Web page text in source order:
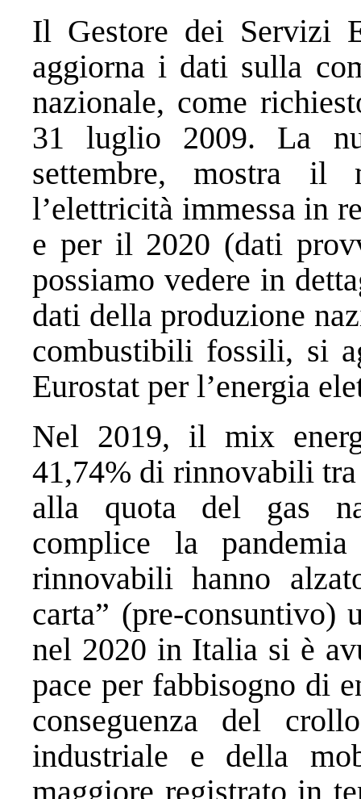
Il Gestore dei Servizi
aggiorna i dati sulla
nazionale, come
31 luglio 2009. La
settembre, mostra il
l’elettricità immessa in
e per il 2020 (dati
possiamo vedere in
dati della produzione
combustibili fossili, si
Eurostat per l’energia
Nel 2019, il mix
41,74% di rinnovabili
alla quota del gas
complice la
rinnovabili hanno
carta” (pre-
nel 2020 in Italia si è
pace per fabbisogno di
conseguenza del
industriale e della
maggiore registrato in